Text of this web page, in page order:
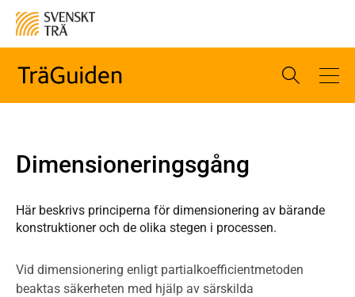
Dimensioneringsgång
Här beskrivs principerna för dimensionering av bärande
konstruktioner och de olika stegen i processen.
Vid dimensionering enligt partialkoefficientmetoden
beaktas säkerheten med hjälp av särskilda